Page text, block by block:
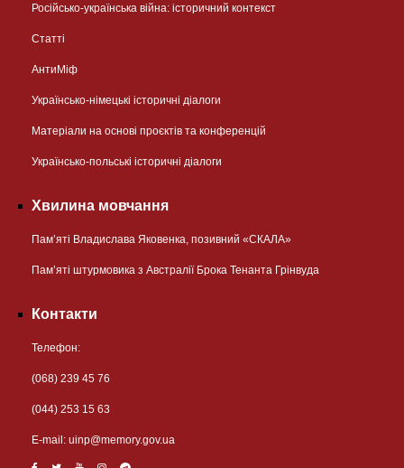
Російсько-українська війна: історичний контекст
Статті
АнтиМіф
Українсько-німецькі історичні діалоги
Матеріали на основі проєктів та конференцій
Українсько-польські історичні діалоги
Хвилина мовчання
Пам’яті Владислава Яковенка, позивний «СКАЛА»
Пам’яті штурмовика з Австралії Брока Тенанта Грінвуда
Контакти
Телефон:
(068) 239 45 76
(044) 253 15 63
Е-mail: uinp@memory.gov.ua